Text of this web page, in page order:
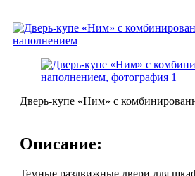
Дверь-купе «Ним» с
Описание:
Темные раздвижные двери для